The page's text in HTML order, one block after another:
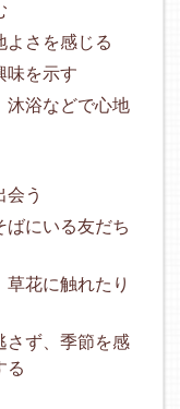
よさを感じる
味を示す
沐浴などで心地
会う
ばにいる友だち
草花に触れたり
さず、季節を感
る